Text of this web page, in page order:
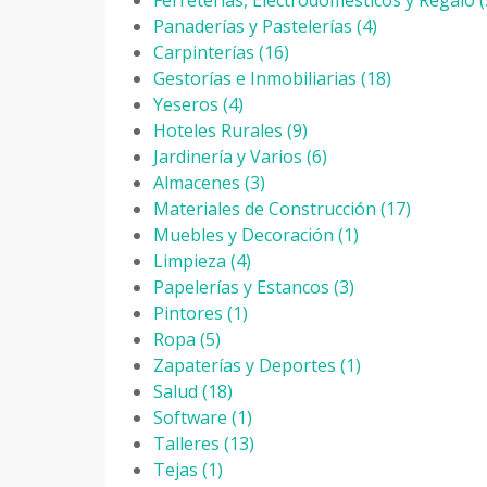
Panaderías y Pastelerías (4)
Carpinterías (16)
Gestorías e Inmobiliarias (18)
Yeseros (4)
Hoteles Rurales (9)
Jardinería y Varios (6)
Almacenes (3)
Materiales de Construcción (17)
Muebles y Decoración (1)
Limpieza (4)
Papelerías y Estancos (3)
Pintores (1)
Ropa (5)
Zapaterías y Deportes (1)
Salud (18)
Software (1)
Talleres (13)
Tejas (1)